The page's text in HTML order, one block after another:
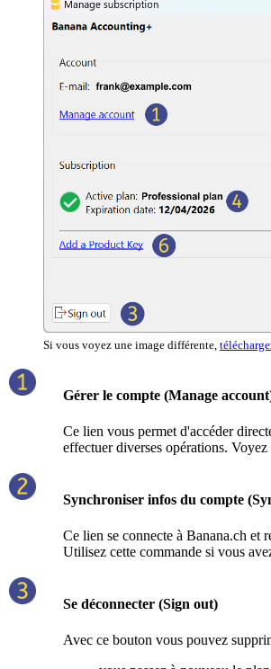
Si vous voyez une image différente,
Gérer le compte (Manage
Ce lien vous permet d'accéder
effectuer diverses opérations. Voyez
Synchroniser infos du compte
Ce lien se connecte à Banana.ch et
Utilisez cette commande si vous
Se déconnecter (Sign out)
Avec ce bouton vous pouvez